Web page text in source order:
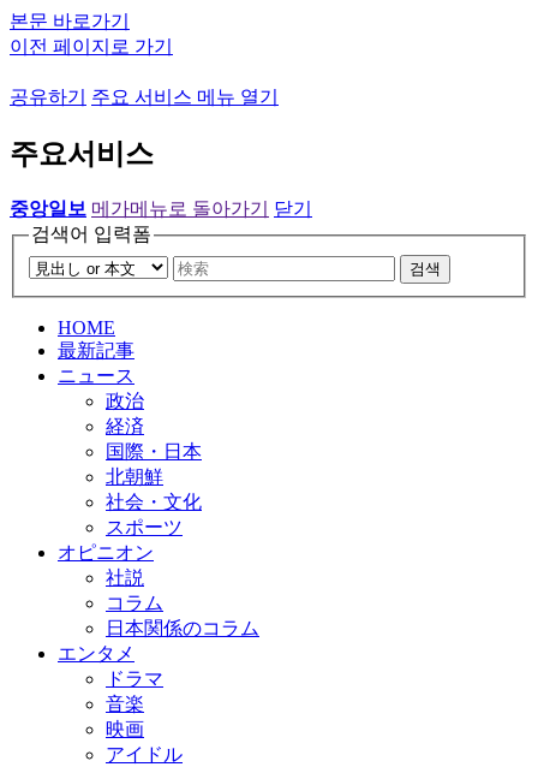
본문 바로가기
이전 페이지로 가기
공유하기 주요 서비스 메뉴 열기
주요서비스
중앙일보 메가메뉴로 돌아가기
닫기
검색어 입력폼
검색
HOME
最新記事
ニュース
政治
経済
国際・日本
北朝鮮
社会・文化
スポーツ
オピニオン
社説
コラム
日本関係のコラム
エンタメ
ドラマ
音楽
映画
アイドル